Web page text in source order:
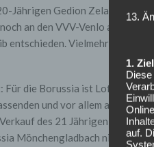
Jährigen Gedion Zelalem
an den VVV-Venlo
entschieden. Vielmehr werden
Für die Borussia ist Loftus-
und vor allem auch
des 21 Jährigen zu
Mönchengladbach nicht.
13.
1.
auf.